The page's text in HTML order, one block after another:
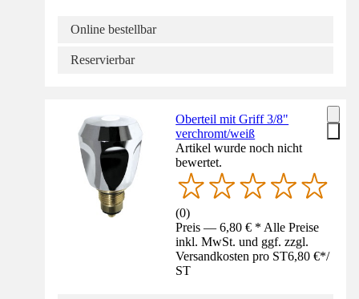
Online bestellbar
Reservierbar
Oberteil mit Griff 3/8"
verchromt/weiß
Artikel wurde noch nicht
bewertet.
(0)
Preis — 6,80 € * Alle Preise
inkl. MwSt. und ggf. zzgl.
Versandkosten pro ST6,80 €*/
ST